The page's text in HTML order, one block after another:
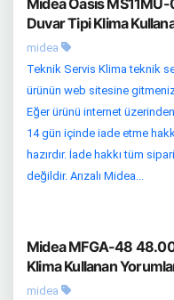
Midea Oasis
Duvar Tipi Klima
midea
Teknik Servis Klima teknik
ürünün web sitesine
Eğer ürünü internet üzerinden
14 gün içinde iade etme
hazırdır. İade hakkı tüm
değildir. Arızalı Midea...
Midea MFGA-48
Klima Kullanan
midea